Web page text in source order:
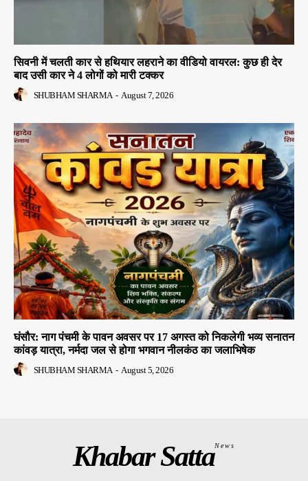
सिवनी में चलती कार से हथियार लहराने का वीडियो वायरल: कुछ ही देर
बाद उसी कार ने 4 लोगों को मारी टक्कर
SHUBHAM SHARMA - August 7, 2026
घंसौर: नाग पंचमी के पावन अवसर पर 17 अगस्त को निकलेगी भव्य सनातन
कांवड़ यात्रा, नर्मदा जल से होगा भगवान नीलकंठ का जलाभिषेक
SHUBHAM SHARMA - August 5, 2026
Khabar SattaNews